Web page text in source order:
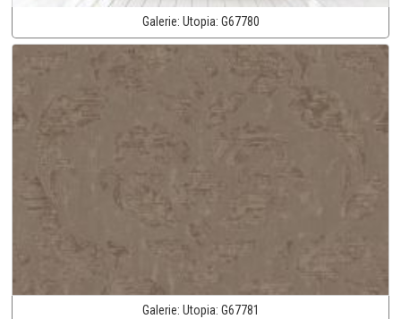
Galerie: Utopia: G67780
Galerie: Utopia: G67781